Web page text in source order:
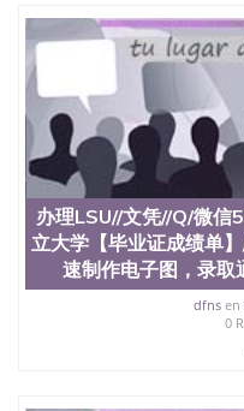
外文凭质量QQ微信
理QQ微信551190476国
551190476办国外文凭
外大学有毕业证QQ微
格QQ微信551190476
办理国外文凭要交定金
查文凭QQ微信
微信551190476学士学
551190476 国外资格证
办理学历认证QQ微信
QQ微信551190476 圣
University, 又译为“圣
年，简称SJSU，是加
西地区的公立大学之一
心，占地154公顷。它
名综合性公立大学，它
办理LSU//文凭//Q/微
立大学【毕业证成绩单
速制作电子图，录取
dfnsen
0